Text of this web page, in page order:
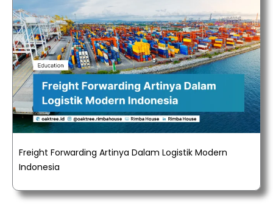
Freight Forwarding Artinya Dalam Logistik Modern
Indonesia